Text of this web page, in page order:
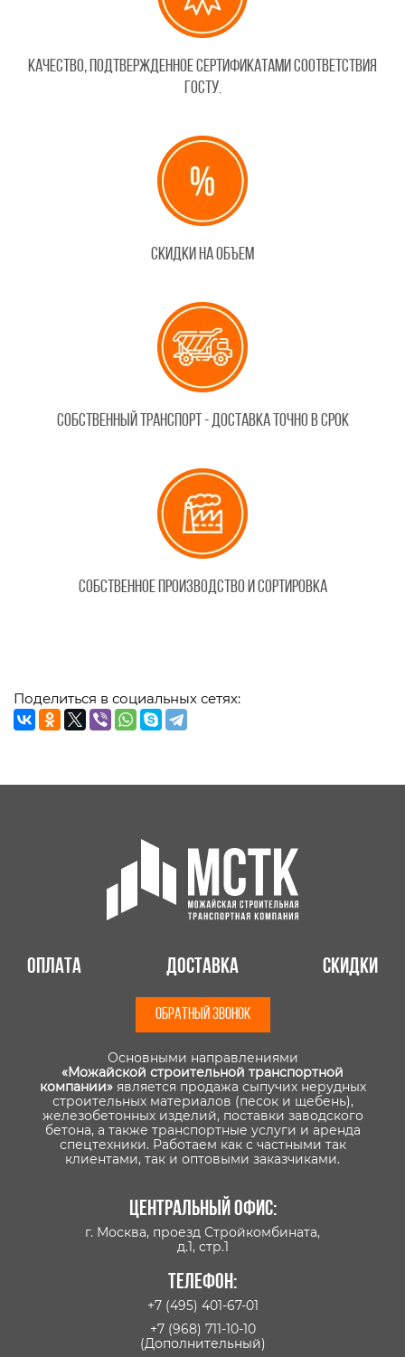
Качество, подтвержденное сертификатами соответствия
ГОСТу.
Скидки на объем
Собственный транспорт - доставка точно в срок
Собственное производство и сортировка
Поделиться в социальных сетях:
Оплата Доставка Скидки
ОБРАТНЫЙ ЗВОНОК
Основными направлениями
«Можайской строительной транспортной
компании»является продажа сыпучих нерудных
строительных материалов (песок и щебень),
железобетонных изделий, поставки заводского
бетона, а также транспортные услуги и аренда
спецтехники. Работаем как с частными так
клиентами, так и оптовыми заказчиками.
Центральный офис:
г. Москва, проезд Стройкомбината,
д.1, стр.1
Телефон:
+7 (495) 401-67-01
+7 (968) 711-10-10
(Дополнительный)